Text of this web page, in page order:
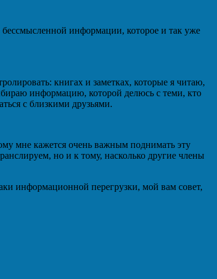
информации, которое и так уже
книгах и заметках, которые я читаю,
информацию, которой делюсь с теми, кто
с близкими друзьями.
мне кажется очень важным поднимать эту
но и к тому, насколько другие члены
информационной перегрузки, мой вам совет,